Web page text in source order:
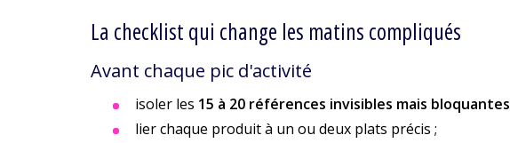
La checklist qui change les matins compliqués
Avant chaque pic d'activité
isoler les 15 à 20 références invisibles mais bloquantes
lier chaque produit à un ou deux plats précis ;